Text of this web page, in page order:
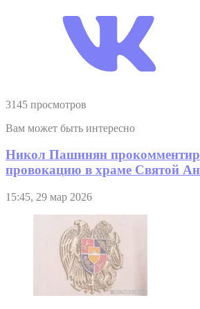
3145 просмотров
Вам может быть интересно
Никол Пашинян
провокацию в храме Святой
15:45, 29 мар 2026